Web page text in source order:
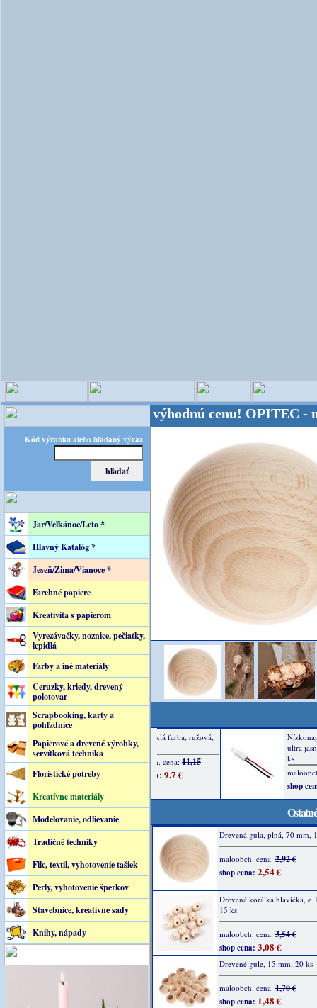
Kód výrobku alebo hľadaný výraz
Jar/Veľkánoc/Leto *
Hlavný Katalóg *
Jeseň/Zima/Vianoce *
Farebné papiere
Kreativita s papierom
Vyrezávačky, noznice, pečiatky,
lepidlá
Farby a iné materiály
Ceruzky, kriedy, drevený
polotovar
Scrapbooking, karty a
pohľadnice
Papierové a drevené výrobky,
servítková technika
Floristické potreby
Kreatívne materiály
Modelovanie, odlievanie
Tradičné techniky
Filc, textil, vyhotovenie tašiek
Perly, vyhotovenie šperkov
Stavebnice, kreatívne sady
Knihy, nápady
- Kvalita za výhodnú cenu! OPITEC - majster
Drevená gula, plná, 70 mm,
maloobch. cena:2,92 €
shop cena: 2,54 €
Drevená korálka hlavička, ø
15 ks
maloobch. cena:3,54 €
shop cena: 3,08 €
Drevené gule, 15 mm, 20 ks
maloobch. cena:1,70 €
shop cena: 1,48 €